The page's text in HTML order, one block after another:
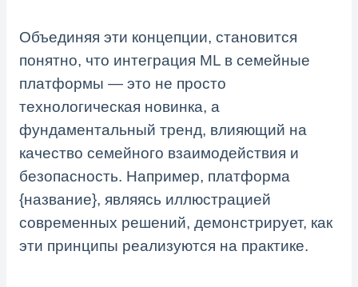
Объединяя эти концепции, становится
понятно, что интеграция ML в семейные
платформы — это не просто
технологическая новинка, а
фундаментальный тренд, влияющий на
качество семейного взаимодействия и
безопасность. Например, платформа
{название}, являясь иллюстрацией
современных решений, демонстрирует, как
эти принципы реализуются на практике.